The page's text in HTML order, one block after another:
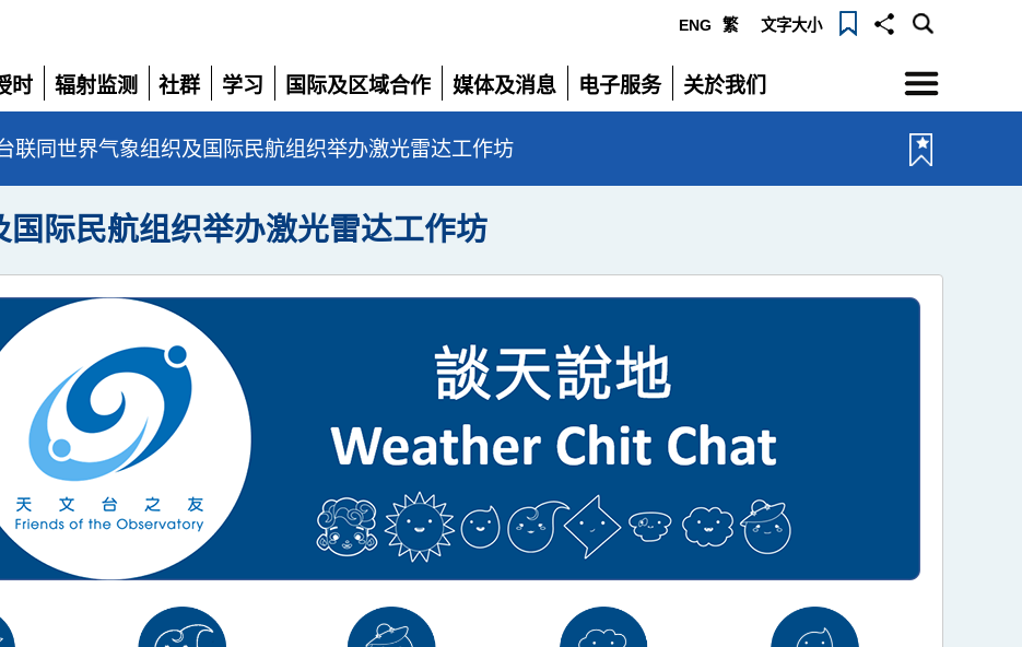
ENG 繁 文字大小
时
辐射监测
展
开
社群
展
开
学习
展
开
国际及区域合作
展
开
媒体及消息
展
开
电子服务
展
关於我们
展
选
单
联同世界气象组织及国际民航组织举办激光雷达工作坊
际民航组织举办激光雷达工作坊